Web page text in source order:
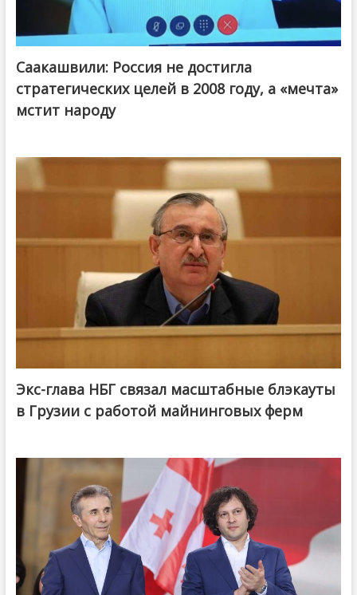
Саакашвили: Россия не достигла
стратегических целей в 2008 году, а «мечта»
мстит народу
Экс-глава НБГ связал масштабные блэкауты
в Грузии с работой майнинговых ферм